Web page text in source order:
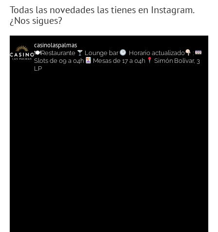
Todas las novedades las tienes en Instagram.
¿Nos sigues?
casinolaspalmas
🍽Restaurante Lounge bar Horario actualizado
:
Slots de 09 a 04h
Mesas de 17 a 04h
Simón Bolívar, 3
LP